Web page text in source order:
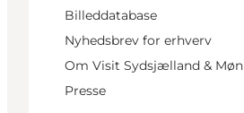
Billeddatabase
Nyhedsbrev for erhverv
Om Visit Sydsjælland & Møn
Presse